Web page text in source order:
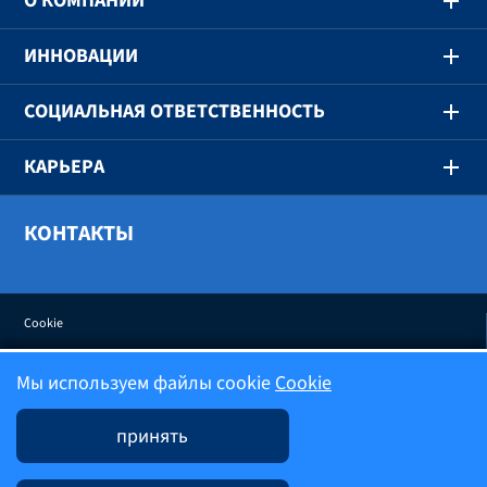
ИННОВАЦИИ
СОЦИАЛЬНАЯ ОТВЕТСТВЕННОСТЬ
КАРЬЕРА
КОНТАКТЫ
Cookie
Политика конфиденциальности
Условия использования
Мы используем файлы cookieCookie
принять